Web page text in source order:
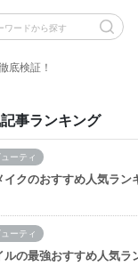
底検証！
記事ランキング
ーティ
イクのおすすめ人気ラン
ーティ
ルの最強おすすめ人気ラ